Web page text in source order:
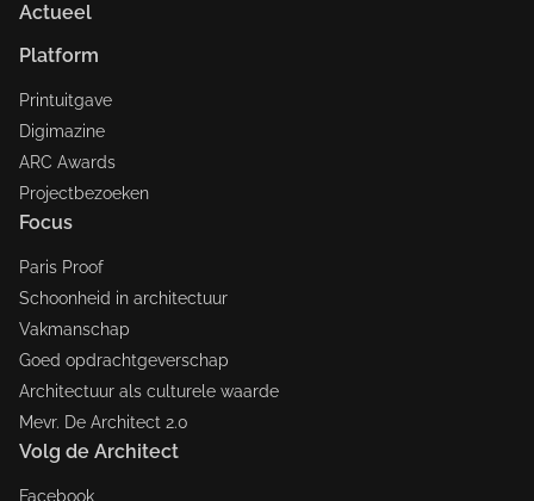
Actueel
Platform
Printuitgave
Digimazine
ARC Awards
Projectbezoeken
Focus
Paris Proof
Schoonheid in architectuur
Vakmanschap
Goed opdrachtgeverschap
Architectuur als culturele waarde
Mevr. De Architect 2.0
Volg de Architect
Facebook